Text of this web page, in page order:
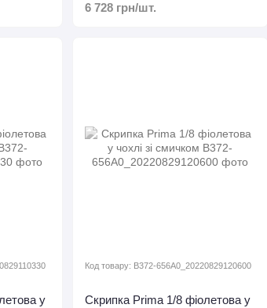
6 728 грн/шт.
у
Код товару: B372-656A0_20220829120600
Скрипка Prima 1/8 фіолетова у